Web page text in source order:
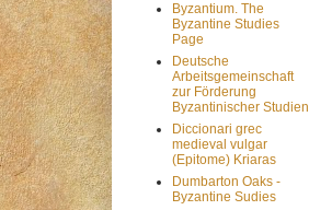
Byzantium. The
Byzantine Studies
Page
Deutsche
Arbeitsgemeinschaft
zur Förderung
Byzantinischer Studien
Diccionari grec
medieval vulgar
(Epitome) Kriaras
Dumbarton Oaks -
Byzantine Sudies